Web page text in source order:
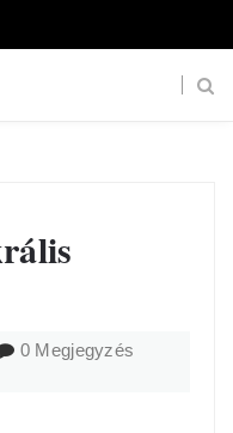
0 Megjegyzés